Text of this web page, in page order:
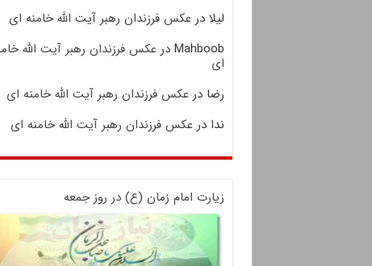
لیلا درعکس فرزندان رهبر آیت الله خامنه ای
Mahboob درعکس فرزندان رهبر آیت الله
ای
رضا درعکس فرزندان رهبر آیت الله خامنه ای
ندا درعکس فرزندان رهبر آیت الله خامنه ای
زیارت امام زمان (ع) در روز جمعه